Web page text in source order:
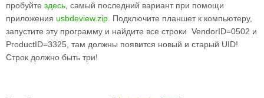
пробуйте здесь , самый последний вариант при помощи
приложения usbdeview.zip . Подключите планшет к компьютеру,
запустите эту программу и найдите все строки VendorID=0502 и
ProductID=3325, там должны появится новый и старый UID!
Строк должно быть три!